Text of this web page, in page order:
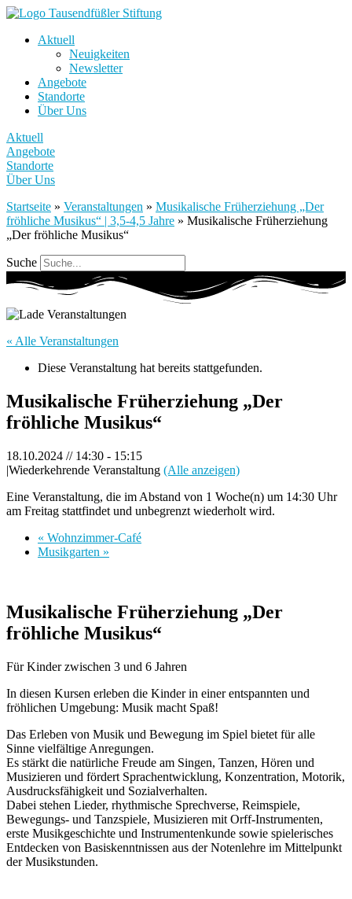
Aktuell
Neuigkeiten
Newsletter
Angebote
Standorte
Über Uns
Aktuell
Angebote
Standorte
Über Uns
Startseite » Veranstaltungen » Musikalische Früherziehung „Der
fröhliche Musikus“ | 3,5-4,5 Jahre » Musikalische Früherziehung
„Der fröhliche Musikus“
Suche
« Alle Veranstaltungen
Diese Veranstaltung hat bereits stattgefunden.
Musikalische Früherziehung „Der
fröhliche Musikus“
18.10.2024 // 14:30 - 15:15
|Wiederkehrende Veranstaltung (Alle anzeigen)
Eine Veranstaltung, die im Abstand von 1 Woche(n) um 14:30 Uhr
am Freitag stattfindet und unbegrenzt wiederholt wird.
« Wohnzimmer-Café
Musikgarten »
Musikalische Früherziehung „Der
fröhliche Musikus“
Für Kinder zwischen 3 und 6 Jahren
In diesen Kursen erleben die Kinder in einer entspannten und
fröhlichen Umgebung: Musik macht Spaß!
Das Erleben von Musik und Bewegung im Spiel bietet für alle
Sinne vielfältige Anregungen.
Es stärkt die natürliche Freude am Singen, Tanzen, Hören und
Musizieren und fördert Sprachentwicklung, Konzentration, Motorik,
Ausdrucksfähigkeit und Sozialverhalten.
Dabei stehen Lieder, rhythmische Sprechverse, Reimspiele,
Bewegungs- und Tanzspiele, Musizieren mit Orff-Instrumenten,
erste Musikgeschichte und Instrumentenkunde sowie spielerisches
Entdecken von Basiskenntnissen aus der Notenlehre im Mittelpunkt
der Musikstunden.